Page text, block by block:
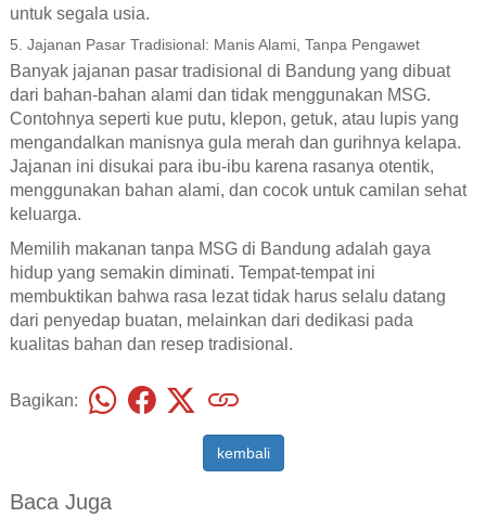
untuk segala usia.
5. Jajanan Pasar Tradisional: Manis Alami, Tanpa Pengawet
Banyak jajanan pasar tradisional di Bandung yang dibuat
dari bahan-bahan alami dan tidak menggunakan MSG.
Contohnya seperti kue putu, klepon, getuk, atau lupis yang
mengandalkan manisnya gula merah dan gurihnya kelapa.
Jajanan ini disukai para ibu-ibu karena rasanya otentik,
menggunakan bahan alami, dan cocok untuk camilan sehat
keluarga.
Memilih makanan tanpa MSG di Bandung adalah gaya
hidup yang semakin diminati. Tempat-tempat ini
membuktikan bahwa rasa lezat tidak harus selalu datang
dari penyedap buatan, melainkan dari dedikasi pada
kualitas bahan dan resep tradisional.
Bagikan:
kembali
Baca Juga